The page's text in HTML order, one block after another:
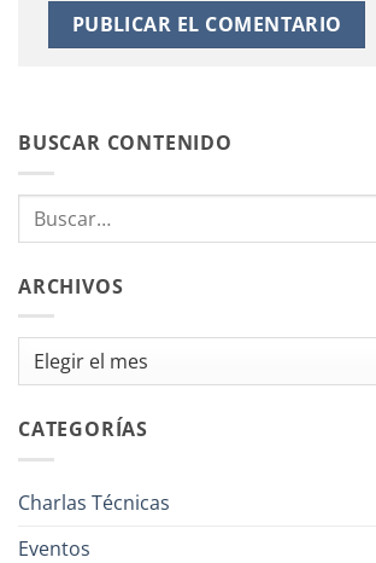
BUSCAR CONTENIDO
ARCHIVOS
Archivos
CATEGORÍAS
Charlas Técnicas
Eventos